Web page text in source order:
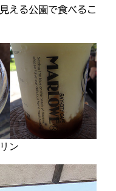
える公園で食べるこ
ン